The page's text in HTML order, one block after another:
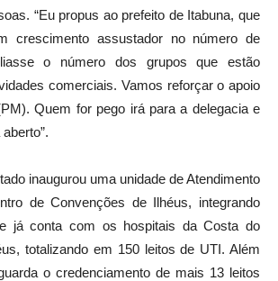
“Eu propus ao prefeito de Itabuna, que
crescimento assustador no número de
o número dos grupos que estão
comerciais. Vamos reforçar o apoio
Quem for pego irá para a delegacia e
inaugurou uma unidade de Atendimento
de Convenções de Ilhéus, integrando
já conta com os hospitais da Costa do
totalizando em 150 leitos de UTI. Além
o credenciamento de mais 13 leitos